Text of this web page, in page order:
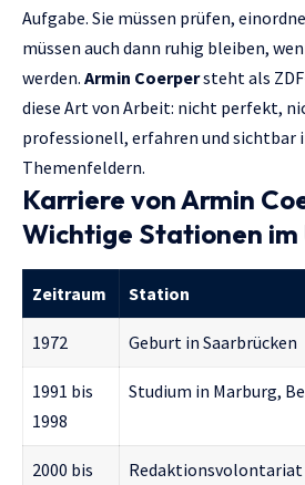
Aufgabe. Sie müssen prüfen,
müssen auch dann ruhig bleiben,
werden. Armin Coerpersteht als
diese Art von Arbeit: nicht perfekt,
professionell, erfahren und sichtbar
Themenfeldern.
Karriere von Armin
Wichtige Stationen im
Zeitraum Station
1972 Geburt in Saarbrücken
1991 bis
1998
Studium in Marburg,
2000 bis Redaktionsvolontariat